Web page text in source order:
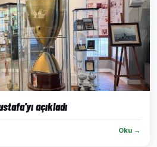
açıkladı
Oku →